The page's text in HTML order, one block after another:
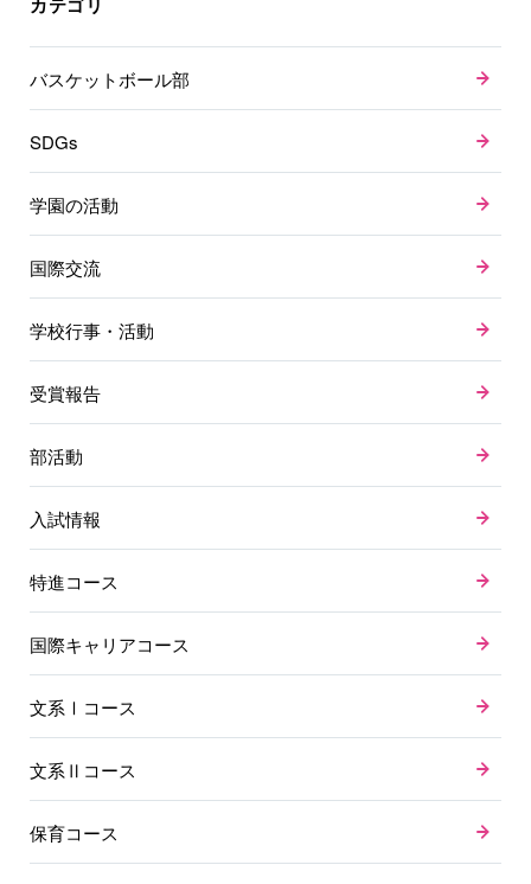
バスケットボール部
SDGs
学園の活動
国際交流
学校行事・活動
受賞報告
部活動
入試情報
特進コース
国際キャリアコース
文系Ⅰコース
文系Ⅱコース
保育コース